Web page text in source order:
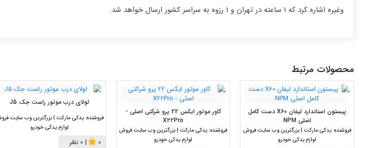
وغیره اشاره کرد که 1 ساعته در تهران و 1 رزوه به سراسر کشور ارسال خواهد شد.
محصولات مرتبط
پیستون استاندارد لیفان X60 دست کامل
اصلی NPM
فروشنده: یدکی مارکت | بزرگترین وب سایت فروش
لوازم یدکی خودرو
کاور موتور ایکس 22 پرو شرکتی اصلی -
X22Pro
فروشنده: یدکی مارکت | بزرگترین وب سایت فروش
لوازم یدکی خودرو
لولای درب موتور راست جک J5
فروشنده: یدکی مارکت | بزرگترین وب سایت
لوازم یدکی خودرو
0
| 0 نظر